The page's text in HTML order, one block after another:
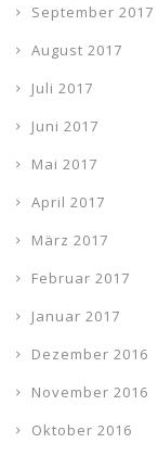
September 2017
August 2017
Juli 2017
Juni 2017
Mai 2017
April 2017
März 2017
Februar 2017
Januar 2017
Dezember 2016
November 2016
Oktober 2016